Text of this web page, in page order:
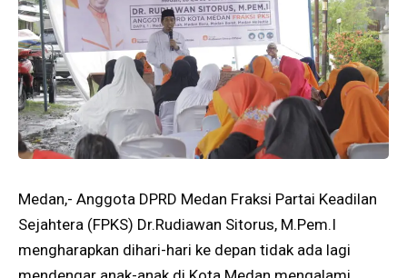
Medan,- Anggota DPRD Medan Fraksi Partai Keadilan
Sejahtera (FPKS) Dr.Rudiawan Sitorus, M.Pem.I
mengharapkan dihari-hari ke depan tidak ada lagi